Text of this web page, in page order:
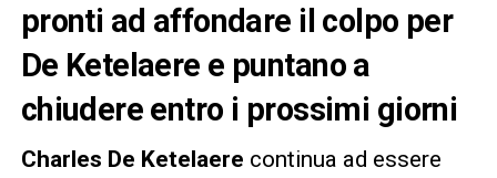
pronti ad affondare il colpo per
De Ketelaere e puntano a
chiudere entro i prossimi giorni
Charles De Ketelaere continua ad essere